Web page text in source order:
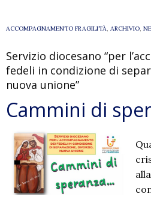
i
(Sal
127)
ACCOMPAGNAMENTO FRAGILITÀ, ARCHIVIO,
Servizio diocesano “per
fedeli in condizione di
nuova unione”
Cammini di